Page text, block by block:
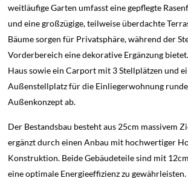
weitläufige Garten umfasst eine gepflegte
und eine großzügige, teilweise überdachte
Bäume sorgen für Privatsphäre, während der
Vorderbereich eine dekorative Ergänzung
Haus sowie ein Carport mit 3 Stellplätzen und
Außenstellplatz für die Einliegerwohnung
Außenkonzept ab.
Der Bestandsbau besteht aus 25cm massivem
ergänzt durch einen Anbau mit hochwertiger
Konstruktion. Beide Gebäudeteile sind mit
eine optimale Energieeffizienz zu